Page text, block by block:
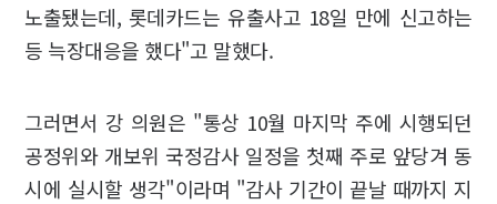
노출됐는데, 롯데카드는 유출사고 18일 만에 신고하는
등 늑장대응을 했다"고 말했다.
그러면서 강 의원은 "통상 10월 마지막 주에 시행되던
공정위와 개보위 국정감사 일정을 첫째 주로 앞당겨 동
시에 실시할 생각"이라며 "감사 기간이 끝날 때까지 지